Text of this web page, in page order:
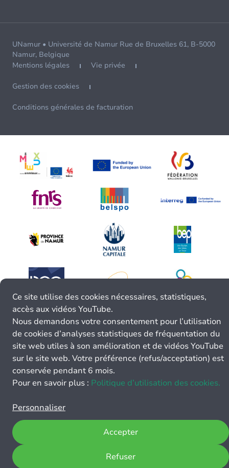
UNamur • Université de Namur Rue de Bruxelles 61, B-5000
Namur, Belgique
Mentions légales
Vie privée
Gestion des cookies
Conditions générales de facturation
Ce site utilise des cookies nécessaires, statistiques,
accès aux vidéos YouTube.
Nous demandons votre consentement pour l’utilisation
de cookies d’analyses statistiques de fréquentation du
site web utiles à son amélioration et de vidéos YouTube
sur le site web. Votre préférence (refus/acceptation) est
conservée pendant 6 mois.
Pour en savoir plus : Politique d’utilisation des cookies.
Personnaliser
Refuser
Accepter